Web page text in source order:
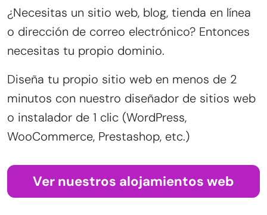
¿Necesitas un sitio web, blog, tienda en línea
o dirección de correo electrónico? Entonces
necesitas tu propio dominio.
Diseña tu propio sitio web en menos de 2
minutos con nuestro diseñador de sitios web
o instalador de 1 clic (WordPress,
WooCommerce, Prestashop, etc.)
Ver nuestros alojamientos web